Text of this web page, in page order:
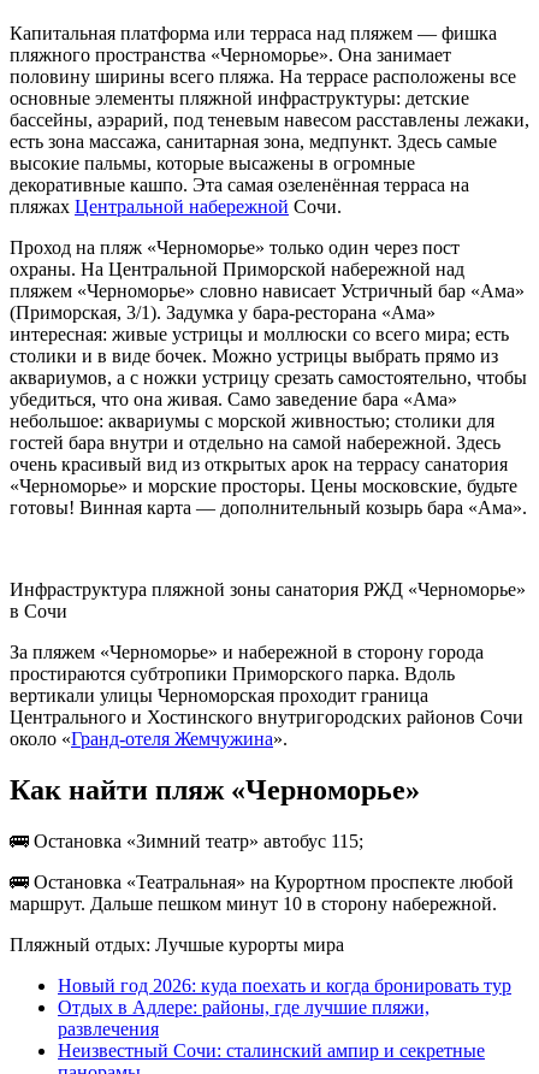
Капитальная платформа или терраса над пляжем — фишка
пляжного пространства «Черноморье». Она занимает
половину ширины всего пляжа. На террасе расположены все
основные элементы пляжной инфраструктуры: детские
бассейны, аэрарий, под теневым навесом расставлены лежаки,
есть зона массажа, санитарная зона, медпункт. Здесь самые
высокие пальмы, которые высажены в огромные
декоративные кашпо. Эта самая озеленённая терраса на
пляжах Центральной набережной Сочи.
Проход на пляж «Черноморье» только один через пост
охраны. На Центральной Приморской набережной над
пляжем «Черноморье» словно нависает Устричный бар «Ама»
(Приморская, 3/1). Задумка у бара-ресторана «Ама»
интересная: живые устрицы и моллюски со всего мира; есть
столики и в виде бочек. Можно устрицы выбрать прямо из
аквариумов, а с ножки устрицу срезать самостоятельно, чтобы
убедиться, что она живая. Само заведение бара «Ама»
небольшое: аквариумы с морской живностью; столики для
гостей бара внутри и отдельно на самой набережной. Здесь
очень красивый вид из открытых арок на террасу санатория
«Черноморье» и морские просторы. Цены московские, будьте
готовы! Винная карта — дополнительный козырь бара «Ама».
Инфраструктура пляжной зоны санатория РЖД «Черноморье»
в Сочи
За пляжем «Черноморье» и набережной в сторону города
простираются субтропики Приморского парка. Вдоль
вертикали улицы Черноморская проходит граница
Центрального и Хостинского внутригородских районов Сочи
около «Гранд-отеля Жемчужина».
Как найти пляж «Черноморье»
🚌 Остановка «Зимний театр» автобус 115;
🚌 Остановка «Театральная» на Курортном проспекте любой
маршрут. Дальше пешком минут 10 в сторону набережной.
Пляжный отдых: Лучшые курорты мира
Новый год 2026: куда поехать и когда бронировать тур
Отдых в Адлере: районы, где лучшие пляжи,
развлечения
Неизвестный Сочи: сталинский ампир и секретные